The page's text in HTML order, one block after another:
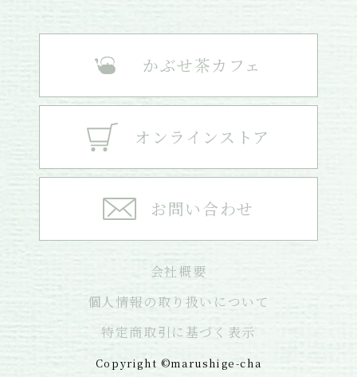
かぶせ茶カフェ
オンラインストア
お問い合わせ
会社概要
個人情報の取り扱いについて
特定商取引に基づく表示
Copyright ©marushige-cha